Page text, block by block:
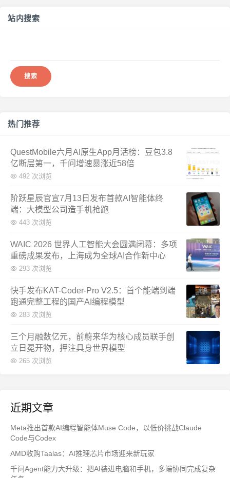
站内搜索
热门推荐
QuestMobile六月AI原生App月活榜：豆包3.8
亿断层第一，千问增速暴涨近58倍
492 次浏览
阶跃星辰官宣7月13日发布首款AI智能体终
端：大模型公司造手机抢跑
443 次浏览
WAIC 2026 世界人工智能大会圆满闭幕：多项
重磅成果发布，上海成为全球AI合作新中心
293 次浏览
快手发布KAT-Coder-Pro V2.5：首个能端到端
跑通完整工程的国产AI编程模型
283 次浏览
三个月融数亿元，前蔚来华为核心成员联手创
立日冕开物，押注具身世界模型
265 次浏览
近期文章
Meta推出首款AI编程智能体Muse Code，以低价挑战Claude
Code与Codex
AMD收购Taalas：AI推理芯片市场迎来新玩家
千问Agent能力大升级：把AI装进电脑和手机，多端协同完成复杂